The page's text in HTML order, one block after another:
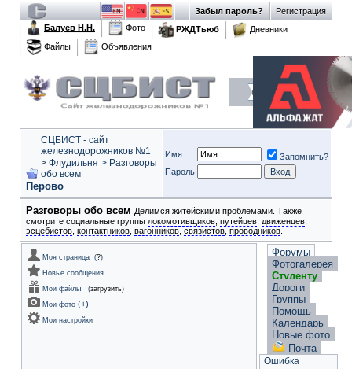
Регистрация
Забыл пароль?
Балуев Н.Н.
Фото РЖДТьюб
Дневники
Файлы
Объявления
СЦБИСТ - сайт
железнодорожников №1
> Флудильня > Разговоры
обо всем
Перово
Имя
Запомнить?
Пароль
Разговоры обо всем Делимся житейскими проблемами. Также
смотрите социальные группы локомотивщиков путейцев движенцев
эсцебистов контактников вагонников связистов проводников
Моя страница (?)
Новые сообщения
Мои файлы
(загрузить)
Мои фото (+)
Мои настройки
Форумы
Фотогалерея
Студенту
Дороги
Группы
Помощь
Календарь
Новые фото
Почта
Ошибка